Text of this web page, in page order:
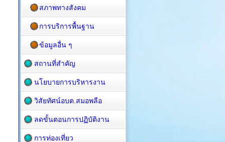
สภาพทางสังคม
การบริการพื้นฐาน
ข้อมูลอื่น ๆ
สถานที่สำคัญ
นโยบายการบริหารงาน
วิสัยทัศน์อบต.สมอพลือ
ลดขั้นตอนการปฏิบัติงาน
การท่องเที่ยว